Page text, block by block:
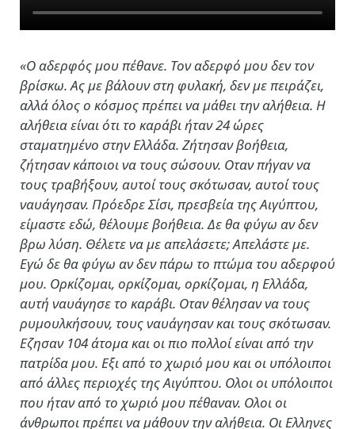
«Ο αδερφός μου πέθανε. Τον αδερφό μου δεν τον
βρίσκω. Ας με βάλουν στη φυλακή, δεν με πειράζει,
αλλά όλος ο κόσμος πρέπει να μάθει την αλήθεια. Η
αλήθεια είναι ότι το καράβι ήταν 24 ώρες
σταματημένο στην Ελλάδα. Ζήτησαν βοήθεια,
ζήτησαν κάποιοι να τους σώσουν. Οταν πήγαν να
τους τραβήξουν, αυτοί τους σκότωσαν, αυτοί τους
ναυάγησαν. Πρόεδρε Σίσι, πρεσβεία της Αιγύπτου,
είμαστε εδώ, θέλουμε βοήθεια. Δε θα φύγω αν δεν
βρω λύση. Θέλετε να με απελάσετε; Απελάστε με.
Εγώ δε θα φύγω αν δεν πάρω το πτώμα του αδερφού
μου. Ορκίζομαι, ορκίζομαι, ορκίζομαι, η Ελλάδα,
αυτή ναυάγησε το καράβι. Οταν θέλησαν να τους
ρυμουλκήσουν, τους ναυάγησαν και τους σκότωσαν.
Εζησαν 104 άτομα και οι πιο πολλοί είναι από την
πατρίδα μου. Εξι από το χωριό μου και οι υπόλοιποι
από άλλες περιοχές της Αιγύπτου. Ολοι οι υπόλοιποι
που ήταν από το χωριό μου πέθαναν. Ολοι οι
άνθρωποι πρέπει να μάθουν την αλήθεια. Οι Ελληνες